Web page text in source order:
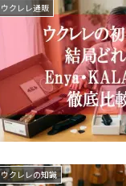
ウクレレ通販
ウクレレの知識